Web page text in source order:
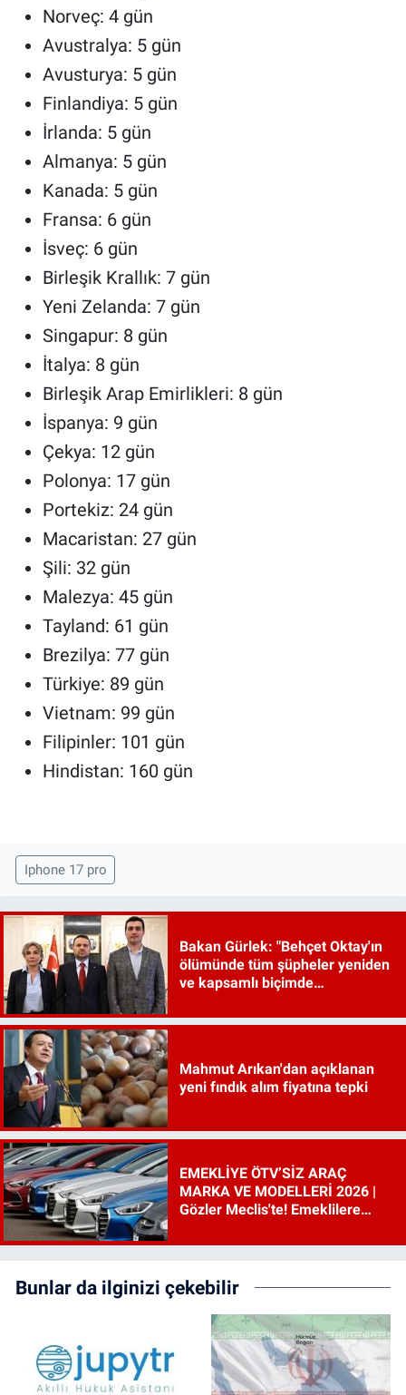
Norveç: 4 gün
Avustralya: 5 gün
Avusturya: 5 gün
Finlandiya: 5 gün
İrlanda: 5 gün
Almanya: 5 gün
Kanada: 5 gün
Fransa: 6 gün
İsveç: 6 gün
Birleşik Krallık: 7 gün
Yeni Zelanda: 7 gün
Singapur: 8 gün
İtalya: 8 gün
Birleşik Arap Emirlikleri: 8 gün
İspanya: 9 gün
Çekya: 12 gün
Polonya: 17 gün
Portekiz: 24 gün
Macaristan: 27 gün
Şili: 32 gün
Malezya: 45 gün
Tayland: 61 gün
Brezilya: 77 gün
Türkiye: 89 gün
Vietnam: 99 gün
Filipinler: 101 gün
Hindistan: 160 gün
Iphone 17 pro
Bakan Gürlek: "Behçet Oktay'ın
ölümünde tüm şüpheler yeniden
ve kapsamlı biçimde
Mahmut Arıkan'dan açıklanan
yeni fındık alım fiyatına tepki
EMEKLİYE ÖTV’SİZ ARAÇ
MARKA VE MODELLERİ 2026 |
Gözler Meclis'te! Emeklilere
ne?
Bunlar da ilginizi çekebilir